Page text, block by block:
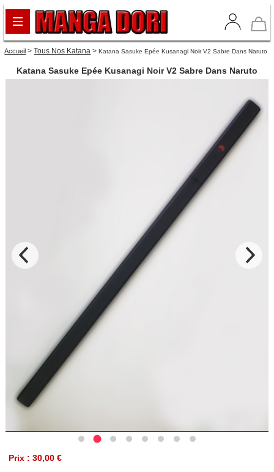
Accueil >Tous Nos Katana >Katana Sasuke Epée Kusanagi Noir V2 Sabre Dans Naruto
Katana Sasuke Epée Kusanagi Noir V2 Sabre Dans Naruto
Prix : 30,00 €